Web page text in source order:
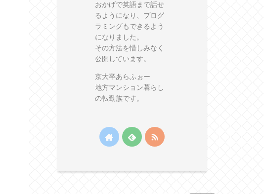
おかげで英語まで話せ
るようになり、プログ
ラミングもできるよう
になりました。
その方法を惜しみなく
公開しています。
京大卒あらふぉー
地方マンション暮らし
の転勤族です。